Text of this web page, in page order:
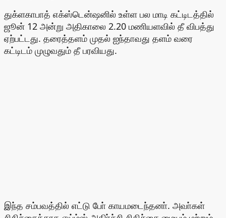
துக்ளகாபாத் எக்ஸ்டென்ஷனில் உள்ள பல மாடி கட்டிடத்தில்
ஜூன் 12 அன்று அதிகாலை 2.20 மணியளவில் தீ விபத்து
ஏற்பட்டது. தரைத்தளம் முதல் ஐந்தாவது தளம் வரை
கட்டிடம் முழுவதும் தீ பரவியது.
இந்த சம்பவத்தில் எட்டு போ் காயமடைந்தனா். அவா்கள்